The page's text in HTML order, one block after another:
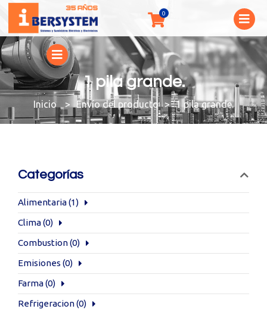
1 pila grande.
You are here: Envío del producto 1 pila grande.
Categorías
Alimentaria(1)
Clima(0)
Combustion(0)
Emisiones (0)
Farma(0)
Refrigeracion(0)